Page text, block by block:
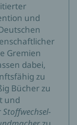
und
Gremien
dabei,
zu
Bücher zu
und
Stoffwechsel-